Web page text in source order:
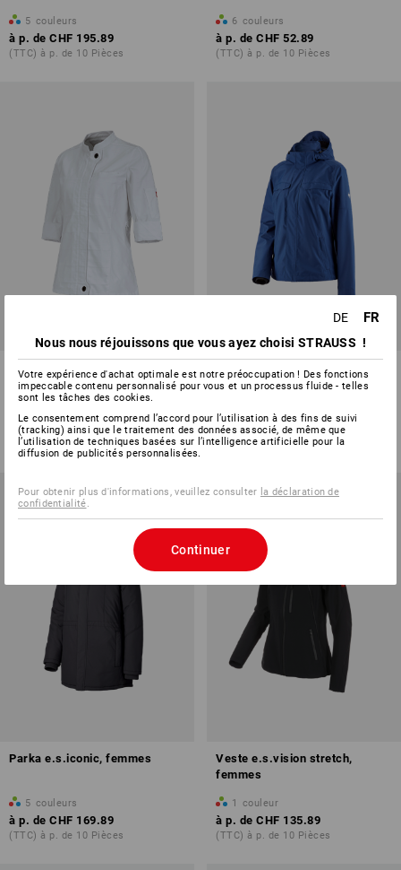
5 couleurs
à p. de CHF 195.89
(TTC) à p. de 10 Pièces
6 couleurs
à p. de CHF 52.89
(TTC) à p. de 10 Pièces
Veste de travail à manches 3/4
e.s.fusion, femmes
à p. de CHF 101.90
(TTC) à p. de 10 Pièces
Veste de pluie e.s.concrete,
femmes
4 couleurs
à p. de CHF 96.89
(TTC) à p. de 10 Pièces
Parka e.s.iconic, femmes
5 couleurs
à p. de CHF 169.89
(TTC) à p. de 10 Pièces
Veste e.s.vision stretch,
femmes
1 couleur
à p. de CHF 135.89
(TTC) à p. de 10 Pièces
DE FR
Nous nous réjouissons que vous ayez choisi STRAUSS !
Votre expérience d'achat optimale est notre préoccupation ! Des fonctions
impeccable contenu personnalisé pour vous et un processus fluide - telles
sont les tâches des cookies.
Le consentement comprend l’accord pour l’utilisation à des fins de suivi
(tracking) ainsi que le traitement des données associé, de même que
l’utilisation de techniques basées sur l’intelligence artificielle pour la
diffusion de publicités personnalisées.
Pour obtenir plus d'informations, veuillez consulter la déclaration de
confidentialité
Continuer